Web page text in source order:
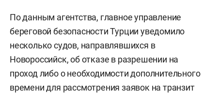
По данным агентства, главное управление
береговой безопасности Турции уведомило
несколько судов, направлявшихся в
Новороссийск, об отказе в разрешении на
проход либо о необходимости дополнительного
времени для рассмотрения заявок на транзит